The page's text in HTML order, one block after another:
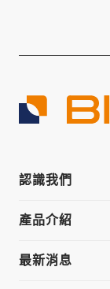
認識我們
產品介紹
最新消息